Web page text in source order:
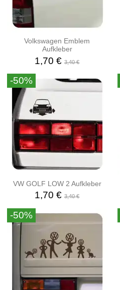
Volkswagen Emblem
Aufkleber
1,70 €3,40 €
-50%
VW GOLF LOW 2 Aufkleber
1,70 €3,40 €
-50%